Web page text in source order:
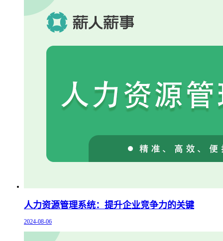
人力资源管理系统：提升企业竞争力的关键
2024-08-06